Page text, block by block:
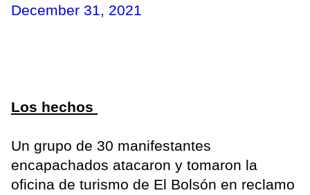
December 31, 2021
Los hechos
Un grupo de 30 manifestantes
encapachados atacaron y tomaron la
oficina de turismo de El Bolsón en reclamo